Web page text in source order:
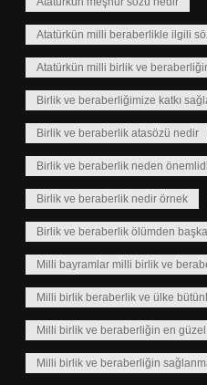
Atatürkün milli beraberlikle ilgili
Atatürkün milli birlik ve
Birlik ve beraberliğimize katkı
Birlik ve beraberlik atasözü nedir
Birlik ve beraberlik neden
Birlik ve beraberlik nedir örnek
Birlik ve beraberlik ölümden
Milli bayramlar milli birlik ve
Milli birlik beraberlik ve ülke
Milli birlik ve beraberliğin en
Milli birlik ve beraberliğin